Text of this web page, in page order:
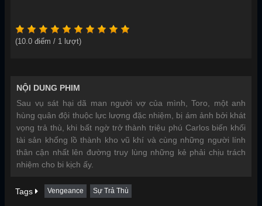
(10.0 điểm / 1 lượt)
NỘI DUNG PHIM
Sau vụ sát hại dã man người vợ của mình, Toro, một anh
hùng quân đội thuộc lực lượng đặc nhiệm, bị ám ảnh bởi khát
vọng trả thù, khi bất ngờ trở thành triệu phú Carlos biến khối
tài sản khổng lồ thành kho vũ khí và cùng những người lính
thân cận nhất lên đường truy lùng những kẻ phải chịu trách
nhiệm cho bi kịch ấy.
Tags Vengeance Sự Trả Thù